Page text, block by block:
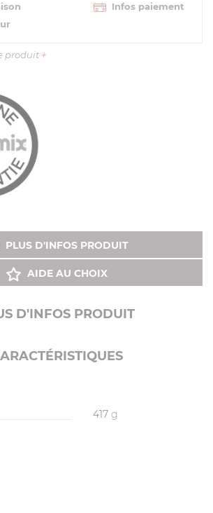
Infos paiement
produit +
PLUS D'INFOS PRODUIT
AIDE AU CHOIX
D'INFOS PRODUIT
417 g